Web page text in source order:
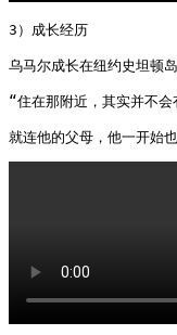
3）成长经历
乌马尔成长在纽约史坦顿
“住在那附近，其实并不
就连他的父母，他一开始